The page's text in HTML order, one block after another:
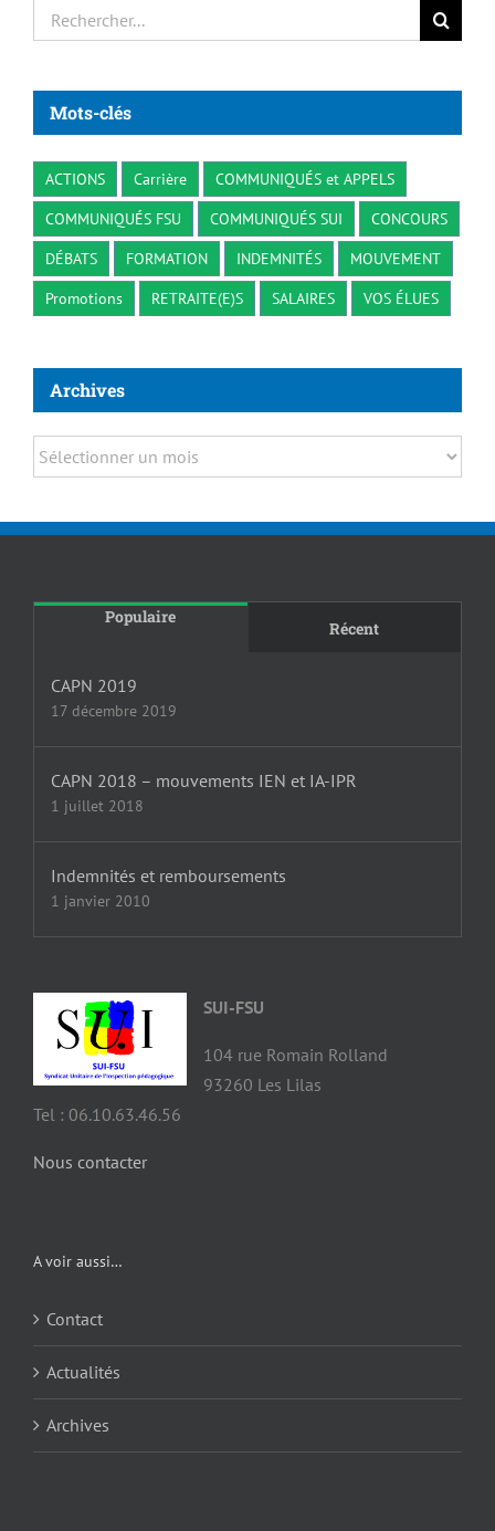
Rechercher:
Mots-clés
ACTIONS Carrière
COMMUNIQUÉS et APPELS
COMMUNIQUÉS FSU
COMMUNIQUÉS SUI
CONCOURS
DÉBATS
FORMATION INDEMNITÉS
MOUVEMENT
Promotions
RETRAITE(E)S SALAIRES VOS ÉLUES
Archives
Archives
Populaire
Récent
CAPN 2019
17 décembre 2019
CAPN 2018 – mouvements IEN et IA-IPR
1 juillet 2018
Indemnités et remboursements
1 janvier 2010
SUI-FSU
104 rue Romain Rolland
93260 Les Lilas
Tel : 06.10.63.46.56
Nous contacter
A voir aussi…
Contact
Actualités
Archives